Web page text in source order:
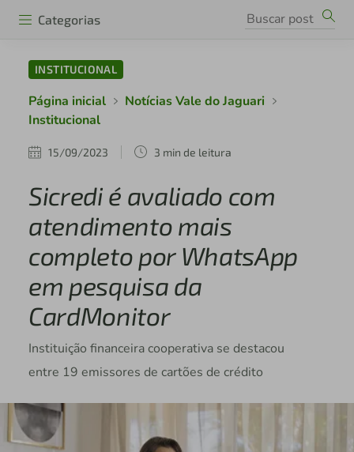
Categorias
INSTITUCIONAL
Página inicial
Notícias Vale do Jaguari
Institucional
15/09/2023 3 min de leitura
Sicredi é avaliado com
atendimento mais
completo por WhatsApp
em pesquisa da
CardMonitor
Instituição financeira cooperativa se destacou
entre 19 emissores de cartões de crédito